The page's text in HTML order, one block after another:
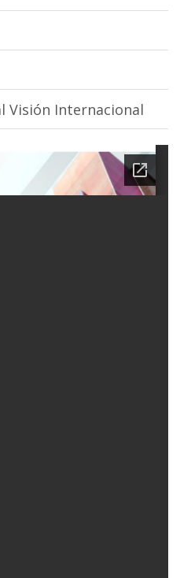
Visión Internacional